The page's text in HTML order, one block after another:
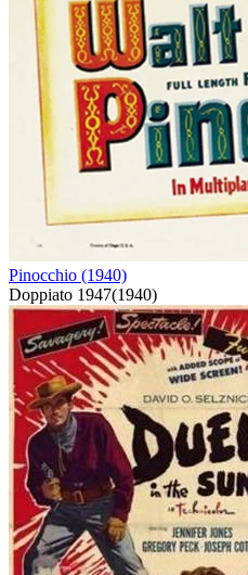
Pinocchio (1940)
Doppiato 1947(1940)